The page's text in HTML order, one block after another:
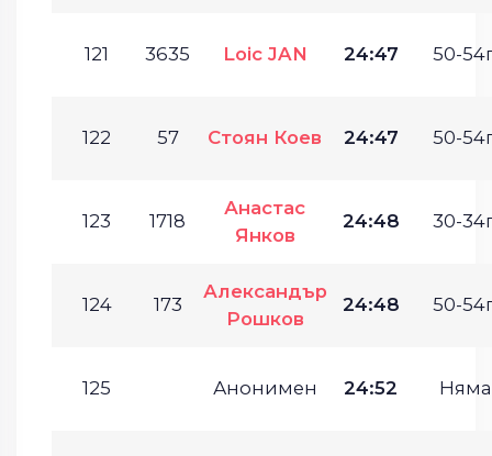
121 3635 Loic JAN 24:47 50-
122 57 Стоян Коев 24:47 50-
123 1718
Анастас
Янков
24:48 30-
124 173
Александър
Рошков
24:48 50-
125 Анонимен 24:52 Няма